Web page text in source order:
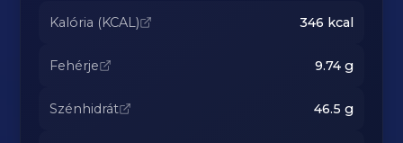
Kalória (KCAL) 346 kcal
Fehérje 9.74g
Szénhidrát 46.5 g